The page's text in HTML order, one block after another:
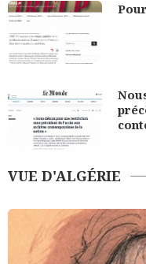
VUE D'ALGÉRIE